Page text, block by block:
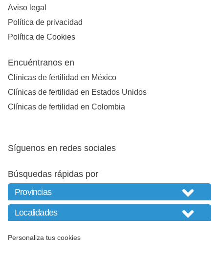
Aviso legal
Política de privacidad
Política de Cookies
Encuéntranos en
Clínicas de fertilidad en México
Clínicas de fertilidad en Estados Unidos
Clínicas de fertilidad en Colombia
Síguenos en redes sociales
Búsquedas rápidas por
Personaliza tus cookies